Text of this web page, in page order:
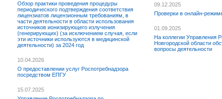
Обзор практики проведения процедуры
периодического подтверждения соответствия
лицензиатов лицензионным требованиям, в
части деятельности в области использования
источников ионизирующего излучения
(генерирующих) (за исключением случая, если
эти источники используются в медицинской
деятельности) за 2024 год
10.04.2026
О предоставлении услуг Роспотребнадзора
посредством ЕПГУ
15.07.2025
09.12.2025
Проверки в онлайн-
01.09.2025
На коллегии Управления
Новгородской области
вопросы деятельности